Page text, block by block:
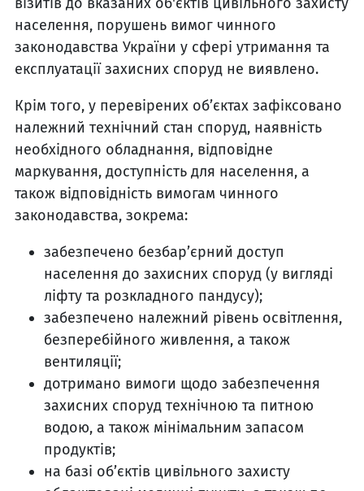
населення, порушень вимог чинного
законодавства України у сфері утримання та
експлуатації захисних споруд не виявлено.
Крім того, у перевірених об’єктах зафіксовано
належний технічний стан споруд, наявність
необхідного обладнання, відповідне
маркування, доступність для населення, а
також відповідність вимогам чинного
законодавства, зокрема:
забезпечено безбар’єрний доступ
населення до захисних споруд (у вигляді
ліфту та розкладного пандусу);
забезпечено належний рівень освітлення,
безперебійного живлення, а також
вентиляції;
дотримано вимоги щодо забезпечення
захисних споруд технічною та питною
водою, а також мінімальним запасом
продуктів;
на базі об’єктів цивільного захисту